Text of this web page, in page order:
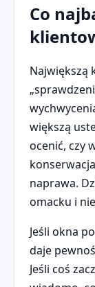
Co
Największą
większą
ocenić, czy
naprawa.
omacku i
Jeśli okna
daje
Jeśli coś